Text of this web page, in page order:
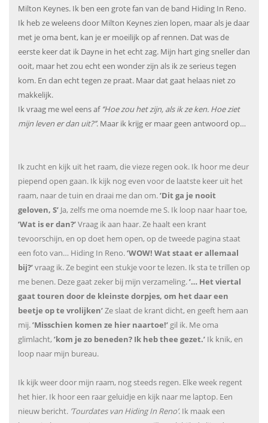
Milton Keynes. Ik ben een grote fan van de band Hiding In Reno.
Ik heb ze weleens door Milton Keynes zien lopen, maar als je daar
met je oma bent, kan je er moeilijk op af rennen. Dat was de
eerste keer dat ik Dayne in het echt zag. Mijn hart ging sneller dan
ooit, maar het zou echt een wonder zijn als ik ze serieus tegen
kom. En dan echt tegen ze praat. Maar dat gaat helaas niet zo
makkelijk.
Ik vraag me wel eens af ‘’Hoe zou het zijn, als ik ze ken. Hoe ziet
mijn leven er dan uit?’’. Maar ik krijg er maar geen antwoord op…
Ik zucht en kijk uit het raam, die vieze regen ook. Ik hoor me deur
piepend open gaan. Ik kijk nog even voor de laatste keer uit het
raam, naar de tuin en draai me dan om.’Dit ga je nooit
geloven, S’ Ja, zelfs me oma noemde me S. Ik loop naar haar toe,
’Wat is er dan?’Vraag ik aan haar. Ze haalt een krant
tevoorschijn, en op doet hem open, op de tweede pagina staat
een foto van… Hiding In Reno.’WOW! Wat staat er allemaal
bij?’vraag ik. Ze begint een stukje voor te lezen. Ik sta te trillen op
me benen. Deze gaat zeker bij mijn verzameling.’… Het viertal
gaat touren door de kleinste dorpjes, om het daar een
beetje op te vrolijken’Ze slaat de krant dicht, en geeft hem aan
mij.’Misschien komen ze hier naartoe!’ gil ik. Me oma
glimlacht, ’kom je zo beneden? Ik heb thee gezet.’ Ik knik, en
loop naar mijn bureau.
Ik kijk weer door mijn raam, nog steeds regen. Elke week regent
het hier. Ik hoor een raar geluidje en kijk naar me laptop. Een
nieuw bericht. ’Tourdates van Hiding In Reno’. Ik maak een